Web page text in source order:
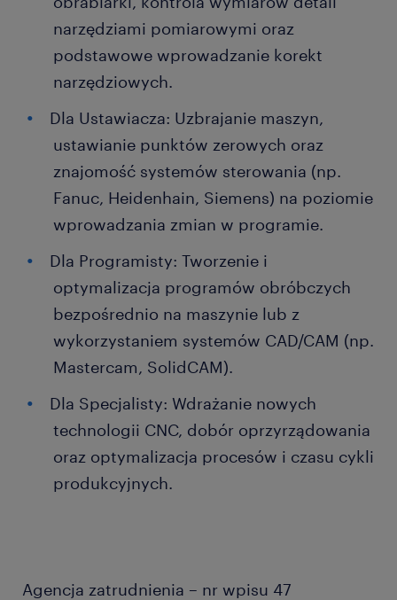
narzędziami pomiarowymi oraz
podstawowe wprowadzanie korekt
narzędziowych.
Dla Ustawiacza: Uzbrajanie maszyn,
ustawianie punktów zerowych oraz
znajomość systemów sterowania (np.
Fanuc, Heidenhain, Siemens) na poziomie
wprowadzania zmian w programie.
Dla Programisty: Tworzenie i
optymalizacja programów obróbczych
bezpośrednio na maszynie lub z
wykorzystaniem systemów CAD/CAM (np.
Mastercam, SolidCAM).
Dla Specjalisty: Wdrażanie nowych
technologii CNC, dobór oprzyrządowania
oraz optymalizacja procesów i czasu cykli
produkcyjnych.
Agencja zatrudnienia – nr wpisu 47